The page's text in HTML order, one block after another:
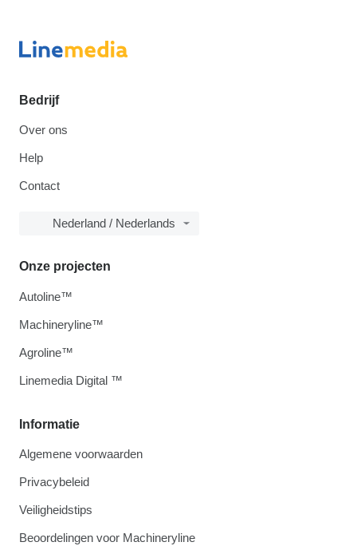
Bedrijf
Over ons
Help
Contact
Nederland / Nederlands
Informatie
Algemene voorwaarden
Privacybeleid
Veiligheidstips
Beoordelingen voor Machineryline
Onze projecten
Autoline™
Machineryline™
Agroline™
Linemedia Digital ™